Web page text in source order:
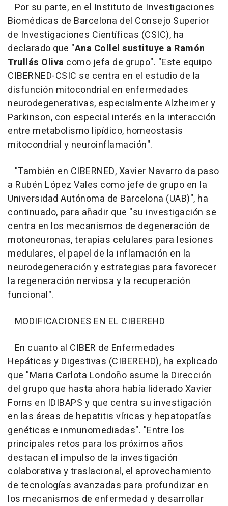
Por su parte, en el Instituto de Investigaciones
Biomédicas de Barcelona del Consejo Superior
de Investigaciones Científicas (CSIC), ha
declarado que "Ana Collel sustituye a Ramón
Trullás Oliva como jefa de grupo". "Este equipo
CIBERNED-CSIC se centra en el estudio de la
disfunción mitocondrial en enfermedades
neurodegenerativas, especialmente Alzheimer y
Parkinson, con especial interés en la interacción
entre metabolismo lipídico, homeostasis
mitocondrial y neuroinflamación".
"También en CIBERNED, Xavier Navarro da paso
a Rubén López Vales como jefe de grupo en la
Universidad Autónoma de Barcelona (UAB)", ha
continuado, para añadir que "su investigación se
centra en los mecanismos de degeneración de
motoneuronas, terapias celulares para lesiones
medulares, el papel de la inflamación en la
neurodegeneración y estrategias para favorecer
la regeneración nerviosa y la recuperación
funcional".
MODIFICACIONES EN EL CIBEREHD
En cuanto al CIBER de Enfermedades
Hepáticas y Digestivas (CIBEREHD), ha explicado
que "Maria Carlota Londoño asume la Dirección
del grupo que hasta ahora había liderado Xavier
Forns en IDIBAPS y que centra su investigación
en las áreas de hepatitis víricas y hepatopatías
genéticas e inmunomediadas". "Entre los
principales retos para los próximos años
destacan el impulso de la investigación
colaborativa y traslacional, el aprovechamiento
de tecnologías avanzadas para profundizar en
los mecanismos de enfermedad y desarrollar